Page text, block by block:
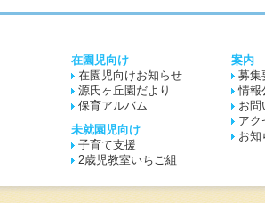
在園児向け
在園児向けお知らせ
源氏ヶ丘園だより
保育アルバム
未就園児向け
子育て支援
2歳児教室いちご組
案内
募集
情報
お問
アク
お知